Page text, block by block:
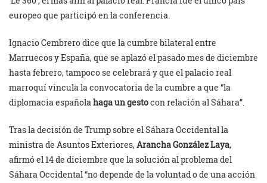
europeo que participó en la conferencia.
Ignacio Cembrero dice que la cumbre bilateral entre
Marruecos y España, que se aplazó el pasado mes de diciembre
hasta febrero, tampoco se celebrará y que el palacio real
marroquí vincula la convocatoria de la cumbre a que “la
diplomacia españolahaga un gestocon relación al Sáhara”.
Tras la decisión de Trump sobre el Sáhara Occidental la
ministra de Asuntos Exteriores,Arancha González Laya,
afirmó el 14 de diciembre que la solución al problema del
Sáhara Occidental “no depende de la voluntad o de una acción